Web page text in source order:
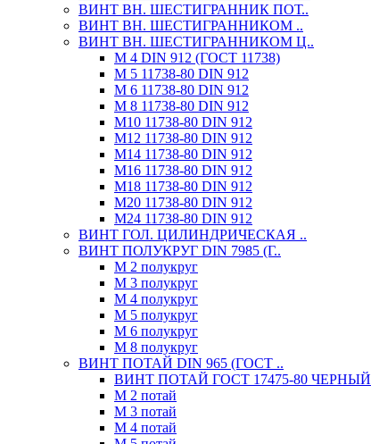
ВИНТ ВН. ШЕСТИГРАННИК ПОТ..
ВИНТ ВН. ШЕСТИГРАННИКОМ ..
ВИНТ ВН. ШЕСТИГРАННИКОМ Ц..
М 4 DIN 912 (ГОСТ 11738)
М 5 11738-80 DIN 912
М 6 11738-80 DIN 912
М 8 11738-80 DIN 912
М10 11738-80 DIN 912
М12 11738-80 DIN 912
М14 11738-80 DIN 912
М16 11738-80 DIN 912
М18 11738-80 DIN 912
М20 11738-80 DIN 912
М24 11738-80 DIN 912
ВИНТ ГОЛ. ЦИЛИНДРИЧЕСКАЯ ..
ВИНТ ПОЛУКРУГ DIN 7985 (Г..
М 2 полукруг
М 3 полукруг
М 4 полукруг
М 5 полукруг
М 6 полукруг
М 8 полукруг
ВИНТ ПОТАЙ DIN 965 (ГОСТ ..
ВИНТ ПОТАЙ ГОСТ 17475-80 ЧЕРНЫЙ
М 2 потай
М 3 потай
М 4 потай